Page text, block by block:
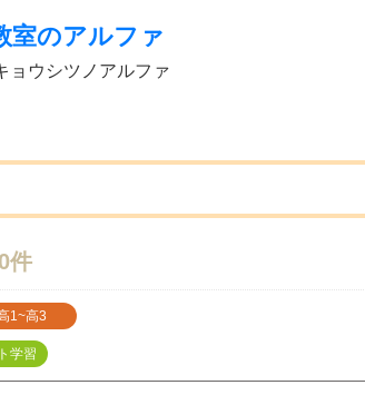
室のアルファ
ョウシツノアルファ
0件
1~高3
学習